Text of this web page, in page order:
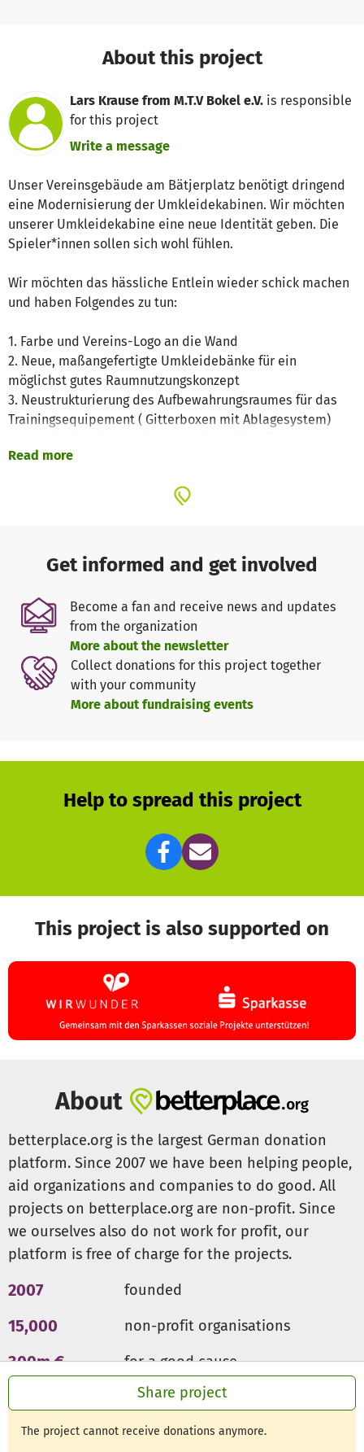
Share project
The project cannot receive donations anymore.
About this project
Lars Krause from M.T.V Bokel e.V. is responsible
for this project
Write a message
Unser Vereinsgebäude am Bätjerplatz benötigt dringend
eine Modernisierung der Umkleidekabinen. Wir möchten
unserer Umkleidekabine eine neue Identität geben. Die
Spieler*innen sollen sich wohl fühlen.
Wir möchten das hässliche Entlein wieder schick machen
und haben Folgendes zu tun:
1. Farbe und Vereins-Logo an die Wand
2. Neue, maßangefertigte Umkleidebänke für ein
möglichst gutes Raumnutzungskonzept
3. Neustrukturierung des Aufbewahrungsraumes für das
Trainingsequipement ( Gitterboxen mit Ablagesystem)
ernegetisch optimaleres Heizen
6. Schaffen von mehr persönlicher Ablagefläche
8. Neue Fußbodenfliesen und Bodenausgleichsarbeiten
9. Herausnehmen der bisherigen Trennwand
Fleißige und motivierte Helfer*innen ( größtenteils
Vereinsmitglieder*innen) haben wir. Uns fehlt aber das
nötige Kleingeld für die Materialien, um das Projekt
umsetzen zu können. Dafür brauchen wir eure
Unterstützung.
Read more
Get informed and get involved
Become a fan and receive news and updates
from the organization
More about the newsletter
Collect donations for this project together
with your community
More about fundraising events
Help to spread this project
This project is also supported on
About
betterplace.org is the largest German donation
platform. Since 2007 we have been helping people,
aid organizations and companies to do good. All
projects on betterplace.org are non-profit. Since
we ourselves also do not work for profit, our
platform is free of charge for the projects.
2007 founded
15,000 non-profit organisations
300m € for a good cause